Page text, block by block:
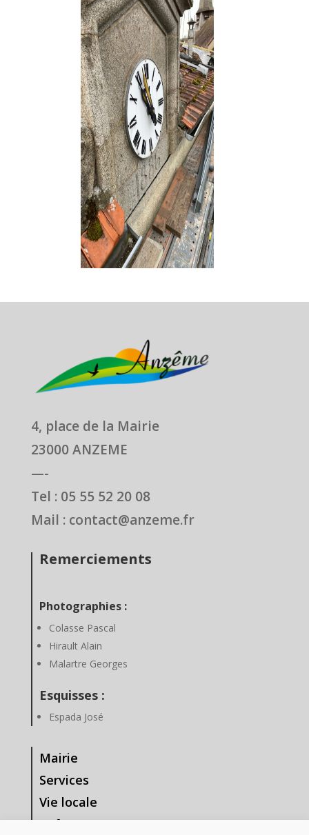
4, place de la Mairie
23000 ANZEME
—-
Tel : 05 55 52 20 08
Mail : contact@anzeme.fr
Remerciements
Photographies :
Colasse Pascal
Hirault Alain
Malartre Georges
Esquisses :
Espada José
Mairie
Services
Vie locale
Enfance & Jeunesse